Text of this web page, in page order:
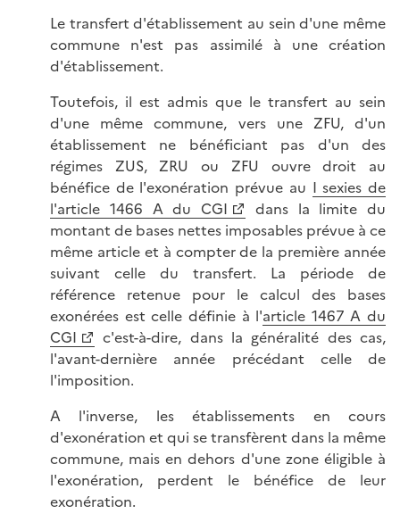
Le transfert d'établissement au sein d'une même
commune n'est pas assimilé à une création
d'établissement.
Toutefois, il est admis que le transfert au sein
d'une même commune, vers une ZFU, d'un
établissement ne bénéficiant pas d'un des
régimes ZUS, ZRU ou ZFU ouvre droit au
bénéfice de l'exonération prévue au I sexies de
l'article 1466 A du CGI
dans la limite du
montant de bases nettes imposables prévue à ce
même article et à compter de la première année
suivant celle du transfert. La période de
référence retenue pour le calcul des bases
exonérées est celle définie à l'article 1467 A du
CGI
c'est-à-dire, dans la généralité des cas,
l'avant-dernière année précédant celle de
l'imposition.
A l'inverse, les établissements en cours
d'exonération et qui se transfèrent dans la même
commune, mais en dehors d'une zone éligible à
l'exonération, perdent le bénéfice de leur
exonération.